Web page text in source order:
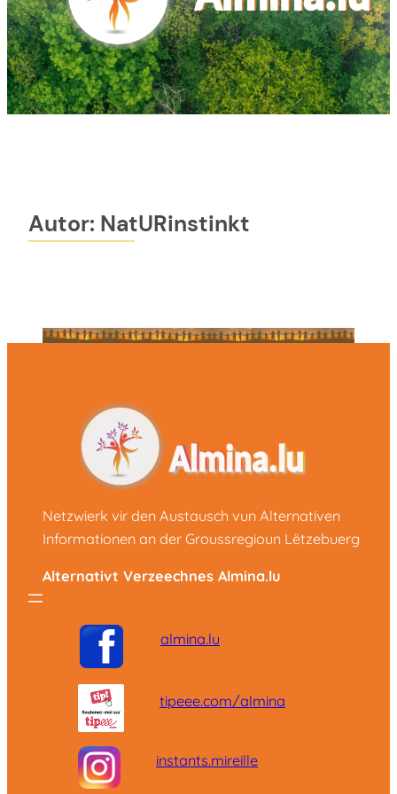
Autor: NatURinstinkt
Netzwierk vir den Austausch vun Alternativen
Informationen an der Groussregioun Lëtzebuerg
Alternativt Verzeechnes Almina.lu
almina.lu
tipeee.com/almina
instants.mireille